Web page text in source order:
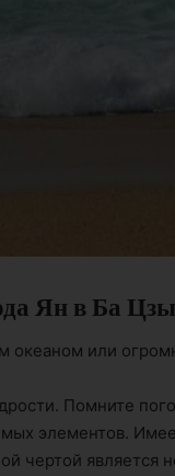
Ян в Ба
океаном или
Помните
элементов.
чертой является